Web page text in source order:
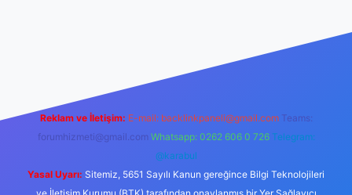
Reklam ve İletişim: E-mail: backlinkpaneli@gmail.com Teams:
forumhizmeti@gmail.com Whatsapp: 0262 606 0 726 Telegram:
@karabul
Yasal Uyarı: Sitemiz, 5651 Sayılı Kanun gereğince Bilgi Teknolojileri